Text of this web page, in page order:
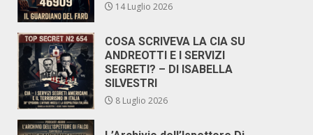
14 Luglio 2026
COSA SCRIVEVA LA CIA SU
ANDREOTTI E I SERVIZI
SEGRETI? – DI ISABELLA
SILVESTRI
8 Luglio 2026